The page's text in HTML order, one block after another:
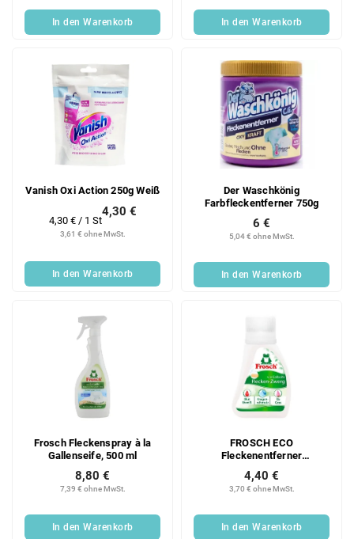
In den Warenkorb In den Warenkorb
Vanish Oxi Action 250g Weiß
3,61 € ohne MwSt.
4,30 €
Verkaufspreis:
4,30 € / 1 St
In den Warenkorb
Der Waschkönig
Farbfleckentferner 750g
5,04 € ohne MwSt.
6 €
In den Warenkorb
Frosch Fleckenspray à la
Gallenseife, 500 ml
7,39 € ohne MwSt.
8,80 €
In den Warenkorb
FROSCH ECO
Fleckenentferner
Gallenseife 75 ml
3,70 € ohne MwSt.
4,40 €
In den Warenkorb